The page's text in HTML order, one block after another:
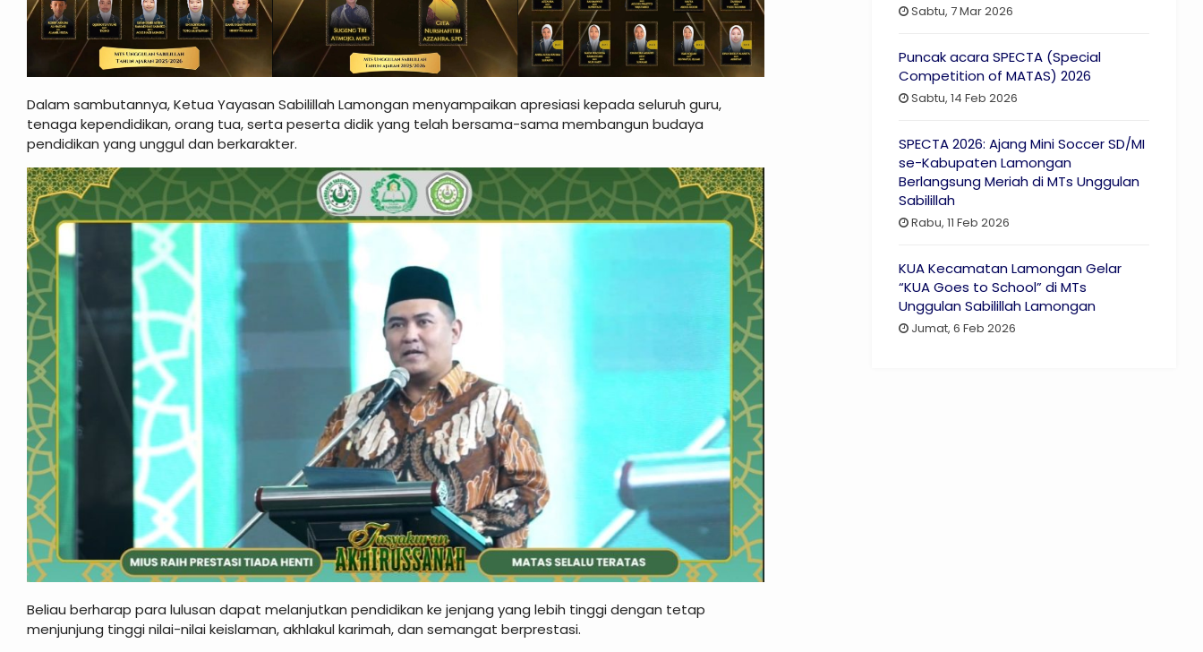
Dalam sambutannya, Ketua Yayasan Sabilillah Lamongan menyampaikan apresiasi kepada seluruh guru,
tenaga kependidikan, orang tua, serta peserta didik yang telah bersama-sama membangun budaya
pendidikan yang unggul dan berkarakter.
Beliau berharap para lulusan dapat melanjutkan pendidikan ke jenjang yang lebih tinggi dengan tetap
menjunjung tinggi nilai-nilai keislaman, akhlakul karimah, dan semangat berprestasi.
Sabtu, 7 Mar 2026
Puncak acara SPECTA (Special
Competition of MATAS) 2026
Sabtu, 14 Feb 2026
SPECTA 2026: Ajang Mini Soccer SD/MI
se-Kabupaten Lamongan
Berlangsung Meriah di MTs Unggulan
Sabilillah
Rabu, 11 Feb 2026
KUA Kecamatan Lamongan Gelar
“KUA Goes to School” di MTs
Unggulan Sabilillah Lamongan
Jumat, 6 Feb 2026